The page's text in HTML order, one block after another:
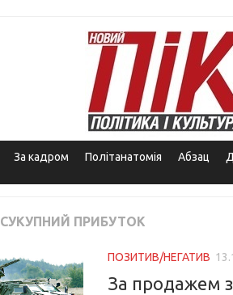
За кадром Політанатомія Абзац
СУКУПНИЙ ПРИБУТОК
ПОЗИТИВ/НЕГАТИВ
За продажем